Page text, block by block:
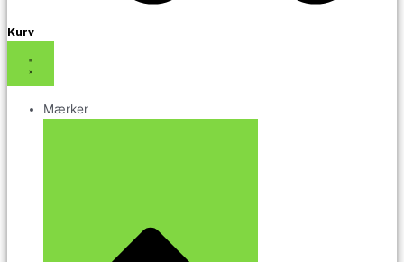
Kurv
Mærker